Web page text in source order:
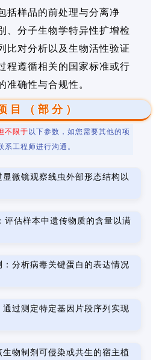
括样品的前处理与分离净
、分子生物学特异性扩增检
比对分析以及生物活性验证
程遵循相关的国家标准或行
准确性与合规性。
目（部分）
不限于 以下参数，如您需要其他的项
系工程师进行沟通。
微镜观察线虫外部形态结构以
评估样本中遗传物质的含量以满
分析病毒关键蛋白的表达情况
过测定特定基因片段序列实现
物制剂可侵染或共生的宿主植